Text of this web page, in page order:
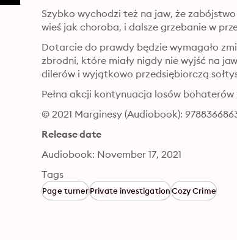
Szybko wychodzi też na jaw, że
wieś jak choroba, i dalsze grzebanie w
Dotarcie do prawdy będzie wymagało
zbrodni, które miały nigdy nie wyjść na
dilerów i wyjątkowo przedsiębiorczą
Pełna akcji kontynuacja losów
© 2021 Marginesy (Audiobook):
Release date
Audiobook: November 17, 2021
Tags
Page turnerPrivate investigationCozy Crime